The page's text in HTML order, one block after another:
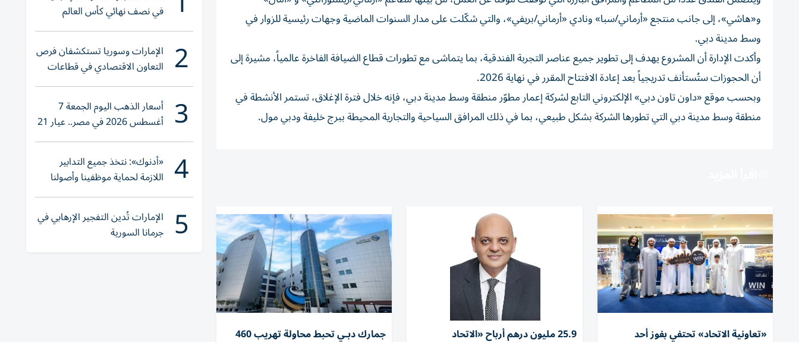
و«هاشي»، إلى جانب منتجع «أرماني/سبا» ونادي «أرماني/بريفي»، والتي شكّلت على مدار السنوات الماضية وجهات رئيسية للزوار في
وسط مدينة دبي.
وأكدت الإدارة أن المشروع يهدف إلى تطوير جميع عناصر التجربة الفندقية، بما يتماشى مع تطورات قطاع الضيافة الفاخرة عالمياً، مشيرة إلى
أن الحجوزات ستُستأنف تدريجياً بعد إعادة الافتتاح المقرر في نهاية 2026.
وبحسب موقع «داون تاون دبي» الإلكتروني التابع لشركة إعمار مطوّر منطقة وسط مدينة دبي، فإنه خلال فترة الإغلاق، تستمر الأنشطة في
منطقة وسط مدينة دبي التي تطورها الشركة بشكل طبيعي، بما في ذلك المرافق السياحية والتجارية المحيطة ببرج خليفة ودبي مول.
«تعاونية الاتحاد» تحتفي بفوز أحد 25.9 مليون درهم أرباح «الاتحاد جمارك دبـي تحبط محاولة تهريب 460
في نصف نهائي كأس العالم
لناشئات اليد 2026
2 الإمارات وسوريا تستكشفان فرص
التعاون الاقتصادي في قطاعات
حيوية
3 أسعار الذهب اليوم الجمعة 7
أغسطس 2026 في مصر.. عيار 21
يقترب من هذا الرقم
4 «أدنوك»: نتخذ جميع التدابير
اللازمة لحماية موظفينا وأصولنا
وعملياتنا
5 الإمارات تُدين التفجير الإرهابي في
جرمانا السورية